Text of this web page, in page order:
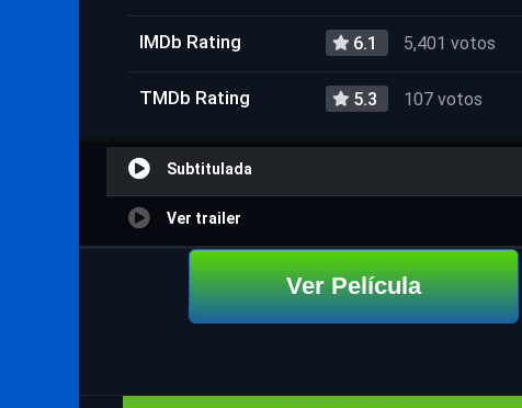
IMDb Rating 6.1 5,401 votos
TMDb Rating 5.3 107 votos
Subtitulada
Ver trailer
Ver Película